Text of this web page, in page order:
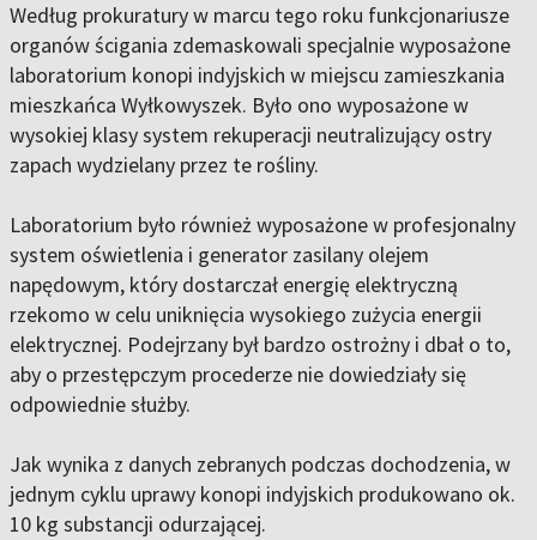
Według prokuratury w marcu tego roku funkcjonariusze
organów ścigania zdemaskowali specjalnie wyposażone
laboratorium konopi indyjskich w miejscu zamieszkania
mieszkańca Wyłkowyszek. Było ono wyposażone w
wysokiej klasy system rekuperacji neutralizujący ostry
zapach wydzielany przez te rośliny.
Laboratorium było również wyposażone w profesjonalny
system oświetlenia i generator zasilany olejem
napędowym, który dostarczał energię elektryczną
rzekomo w celu uniknięcia wysokiego zużycia energii
elektrycznej. Podejrzany był bardzo ostrożny i dbał o to,
aby o przestępczym procederze nie dowiedziały się
odpowiednie służby.
Jak wynika z danych zebranych podczas dochodzenia, w
jednym cyklu uprawy konopi indyjskich produkowano ok.
10 kg substancji odurzającej.